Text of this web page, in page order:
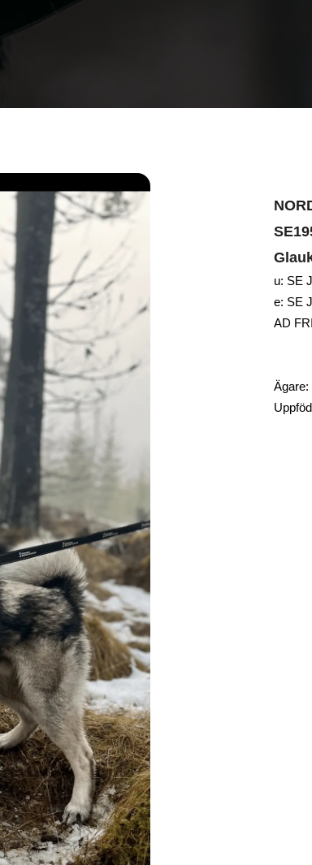
u: SE
e: SE
AD FRI
Ägare: